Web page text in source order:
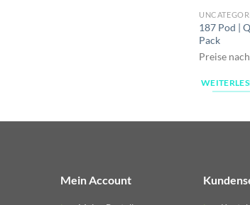
187 Pod |
Pack
Preise
Mein Account